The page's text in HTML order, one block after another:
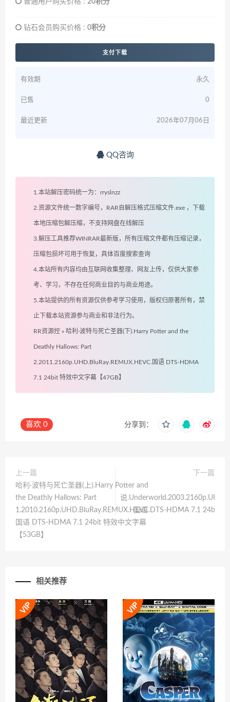
普通用户购买价格 : 20积分
钻石会员购买价格 : 0积分
支付下载
有效期 永久
已售 0
最近更新 2026年07月06日
QQ咨询
1.本站解压密码统一为：rryslnzz
2.资源文件统一数字编号，RAR自解压格式压缩文件.exe ，下载
本地压缩包解压缩，不支持网盘在线解压
3.解压工具推荐WINRAR最新版，所有压缩文件都有压缩记录，
压缩包损坏可用于恢复，具体百度搜索查询
4.本站所有内容均由互联网收集整理、网友上传，仅供大家参
考、学习，不存在任何商业目的与商业用途。
5.本站提供的所有资源仅供参考学习使用，版权归原著所有，禁
止下载本站资源参与商业和非法行为。
RR资源控 » 哈利·波特与死亡圣器(下).Harry Potter and the
Deathly Hallows: Part
2.2011.2160p.UHD.BluRay.REMUX.HEVC.国语 DTS-HDMA
7.1 24bit 特效中文字幕【47GB】
喜欢 0 分享到：
上一篇
哈利·波特与死亡圣器(上).Harry Potter and
the Deathly Hallows: Part
1.2010.2160p.UHD.BluRay.REMUX.HEVC.
国语 DTS-HDMA 7.1 24bit 特效中文字幕
【53GB】
下一篇
说
国语 DTS-HDMA 7.1 24bit
相关推荐